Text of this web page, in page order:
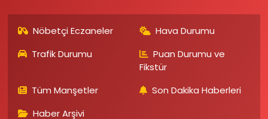
Nöbetçi Eczaneler
Hava Durumu
Trafik Durumu
Puan Durumu ve
Fikstür
Tüm Manşetler
Son Dakika Haberleri
Haber Arşivi